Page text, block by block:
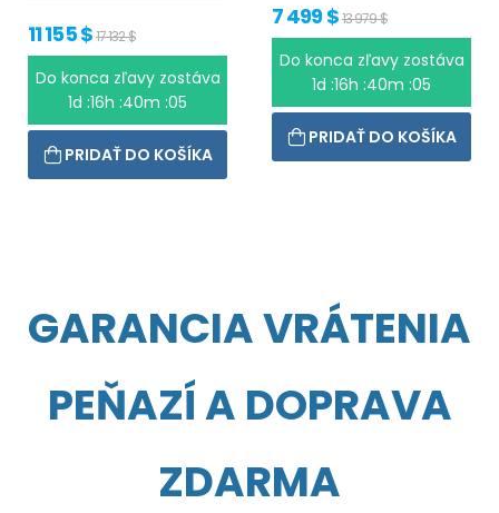
11 155 $17 132 $
Do konca zľavy zostáva
1d :16h :40m :04
PRIDAŤ DO KOŠÍKA
7 499 $13 979 $
Do konca zľavy zostáva
1d :16h :40m :04
PRIDAŤ DO KOŠÍKA
GARANCIA VRÁTENIA
PEŇAZÍ A DOPRAVA
ZDARMA